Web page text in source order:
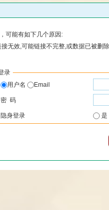
可能有如下几个原因:
无效,可能链接不完整,或数据已被删
录
用户名
Email
密 码
隐身登录